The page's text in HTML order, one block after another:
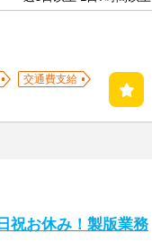
交通費支給
祝お休み！製版業務